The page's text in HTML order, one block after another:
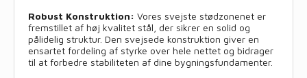
Robust Konstruktion: Vores svejste stødzonenet er
fremstillet af høj kvalitet stål, der sikrer en solid og
pålidelig struktur. Den svejsede konstruktion giver en
ensartet fordeling af styrke over hele nettet og bidrager
til at forbedre stabiliteten af dine bygningsfundamenter.